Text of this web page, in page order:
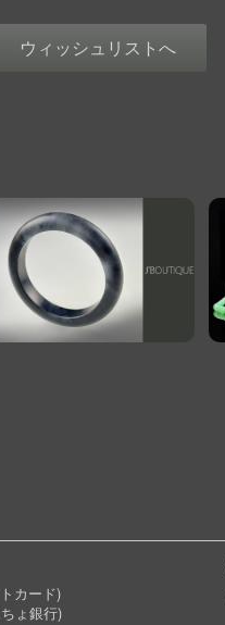
ウィッシュリストへ
カード)
ょ銀行)